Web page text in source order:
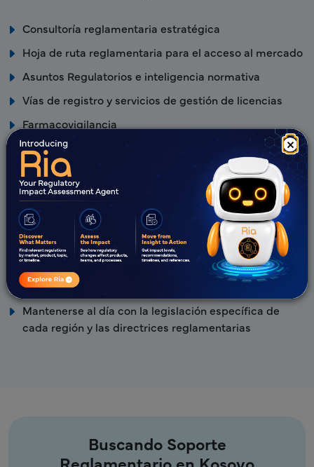
×
Consultoría reglamentaria estratégica
Hoja de ruta reglamentaria para el acceso al mercado
Asuntos Regulatorios e inteligencia normativa
Vías de registro y servicios de gestión de licencias
Farmacovigilancia
Ventajas de Freyr
Equipo experto en asuntos reglamentarios con
experiencia global probada en RA
Enfoque proactivo y colaborativo
Respuestas rápidas y un tiempo de comercialización
más ágil
Mantenerse al día con la legislación específica de
cada región y las directrices reglamentarias
Buscando Soporte